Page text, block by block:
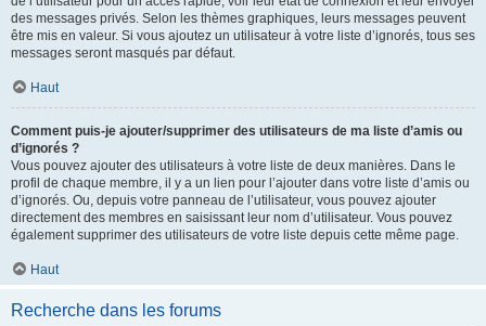
des messages privés. Selon les thèmes graphiques, leurs messages peuvent
être mis en valeur. Si vous ajoutez un utilisateur à votre liste d’ignorés, tous ses
messages seront masqués par défaut.
Haut
Comment puis-je ajouter/supprimer des utilisateurs de ma liste d’amis ou
d’ignorés ?
Vous pouvez ajouter des utilisateurs à votre liste de deux manières. Dans le
profil de chaque membre, il y a un lien pour l’ajouter dans votre liste d’amis ou
d’ignorés. Ou, depuis votre panneau de l’utilisateur, vous pouvez ajouter
directement des membres en saisissant leur nom d’utilisateur. Vous pouvez
également supprimer des utilisateurs de votre liste depuis cette même page.
Haut
Recherche dans les forums